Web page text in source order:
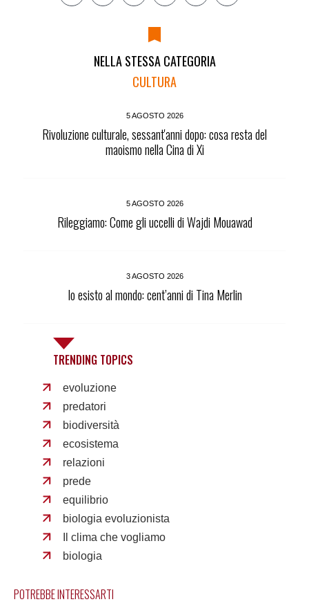
NELLA STESSA CATEGORIA
CULTURA
5 AGOSTO 2026
Rivoluzione culturale, sessant'anni dopo: cosa resta del
maoismo nella Cina di Xi
5 AGOSTO 2026
Rileggiamo: Come gli uccelli di Wajdi Mouawad
3 AGOSTO 2026
Io esisto al mondo: cent’anni di Tina Merlin
TRENDING TOPICS
evoluzione
predatori
biodiversità
ecosistema
relazioni
prede
equilibrio
biologia evoluzionista
Il clima che vogliamo
biologia
POTREBBE INTERESSARTI